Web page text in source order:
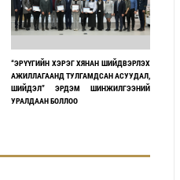
“ЭРҮҮГИЙН ХЭРЭГ ХЯНАН ШИЙДВЭРЛЭХ
АЖИЛЛАГААНД ТУЛГАМДСАН АСУУДАЛ,
ШИЙДЭЛ” ЭРДЭМ ШИНЖИЛГЭЭНИЙ
УРАЛДААН БОЛЛОО